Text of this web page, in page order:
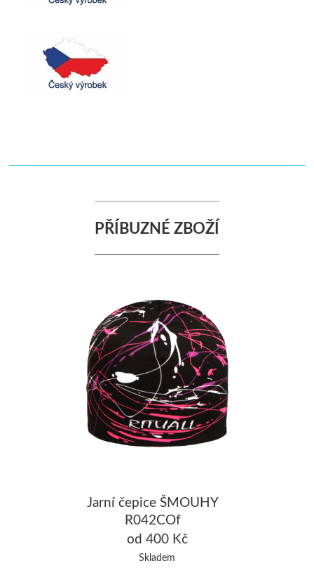
PŘÍBUZNÉ ZBOŽÍ
Jarní čepice ŠMOUHY
R042COf
od 400 Kč
Skladem